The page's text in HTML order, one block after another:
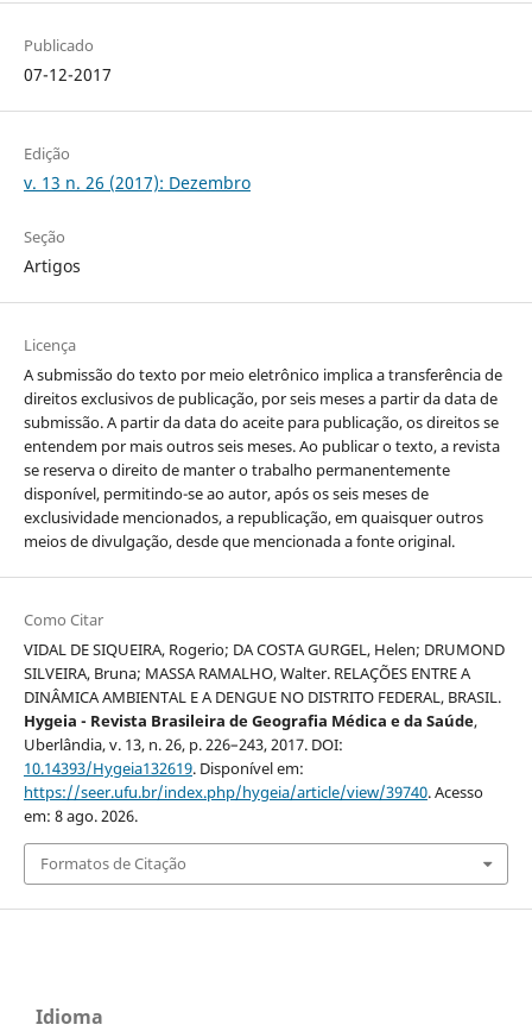
Publicado
07-12-2017
Edição
v. 13 n. 26 (2017): Dezembro
Seção
Artigos
Licença
A submissão do texto por meio eletrônico implica a transferência de
direitos exclusivos de publicação, por seis meses a partir da data de
submissão. A partir da data do aceite para publicação, os direitos se
entendem por mais outros seis meses. Ao publicar o texto, a revista
se reserva o direito de manter o trabalho permanentemente
disponível, permitindo-se ao autor, após os seis meses de
exclusividade mencionados, a republicação, em quaisquer outros
meios de divulgação, desde que mencionada a fonte original.
Como Citar
VIDAL DE SIQUEIRA, Rogerio; DA COSTA GURGEL, Helen; DRUMOND
SILVEIRA, Bruna; MASSA RAMALHO, Walter. RELAÇÕES ENTRE A
DINÂMICA AMBIENTAL E A DENGUE NO DISTRITO FEDERAL, BRASIL.
Hygeia - Revista Brasileira de Geografia Médica e da Saúde,
Uberlândia, v. 13, n. 26, p. 226–243, 2017. DOI:
10.14393/Hygeia132619. Disponível em:
https://seer.ufu.br/index.php/hygeia/article/view/39740. Acesso
em: 8 ago. 2026.
Formatos de Citação
Idioma